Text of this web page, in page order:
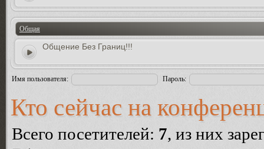
Общая
Общение Без Границ!!!
Имя пользователя: Пароль:
Кто сейчас на
Всего посетителей: 7, из них